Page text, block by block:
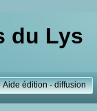
du Lys
Aide édition - diffusion